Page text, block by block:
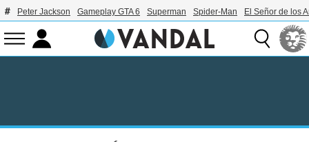
Peter Jackson Gameplay GTA 6 Superman Spider-Man El Señor de los